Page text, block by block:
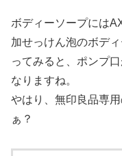
ボディーソープには
加せっけん泡のボデ
ってみると、ポンプ
なりますね。
やはり、無印良品専
ぁ？